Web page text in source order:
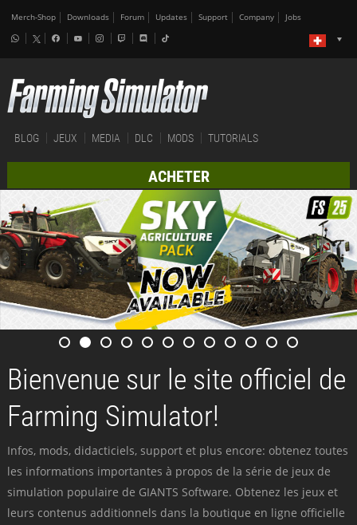
Merch-Shop Downloads Forum Updates Support Company Jobs
BLOG JEUX MEDIA DLC MODS TUTORIALS
ACHETER
Bienvenue sur le site officiel de
Farming Simulator!
Infos, mods, didacticiels, support et plus encore: obtenez toutes
les informations importantes à propos de la série de jeux de
simulation populaire de GIANTS Software. Obtenez les jeux et
leurs contenus additionnels dans la boutique en ligne officielle